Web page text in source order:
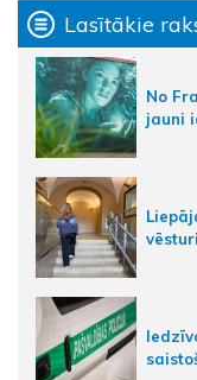
Lasītākie
No
jauni